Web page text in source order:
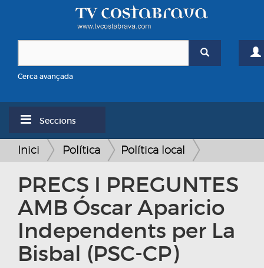
Cerca avançada
Seccions
Inici Política Política local
PRECS I PREGUNTES
AMB Óscar Aparicio
Independents per La
Bisbal (PSC-CP)